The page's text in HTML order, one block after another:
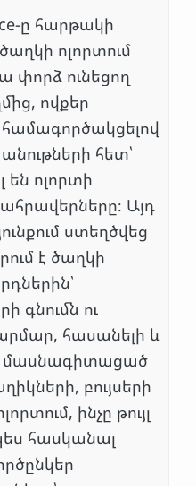
ը հարթակի
ոլորտում
փորձ ունեցող
ովքեր
հետ՝
են ոլորտի
Այդ
ստեղծվեց
է ծաղկի
գնումն ու
հասանելի և
մասնագիտացած
բույսերի
ինչը թույլ
հասկանալ